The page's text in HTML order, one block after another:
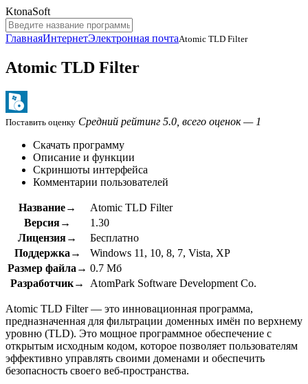
KtonaSoft
ГлавнаяИнтернетЭлектронная почтаAtomic TLD Filter
Atomic TLD Filter
Поставить оценку Средний рейтинг 5.0, всего оценок — 1
Скачать программу
Описание и функции
Скриншоты интерфейса
Комментарии пользователей
Название→
Atomic TLD Filter
Версия→
1.30
Лицензия→
Бесплатно
Поддержка→
Windows 11, 10, 8, 7, Vista, XP
Размер файла→ 0.7 Мб
Разработчик→
AtomPark Software Development Co.
Atomic TLD Filter — это инновационная программа,
предназначенная для фильтрации доменных имён по верхнему
уровню (TLD). Это мощное программное обеспечение с
открытым исходным кодом, которое позволяет пользователям
эффективно управлять своими доменами и обеспечить
безопасность своего веб-пространства.